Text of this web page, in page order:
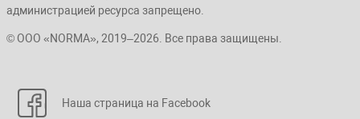
администрацией ресурса запрещено.
© ООО «NORMA», 2019–2026. Все права защищены.
Наша страница на Facebook